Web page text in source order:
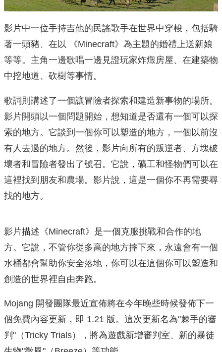
影片中一位手持吉他的民謠歌手在世界中穿梭，包括騎
著一頭豬、在以 《Minecraft》為主題的婚禮上送新娘
等等。主角一邊歌唱一邊見證玩家炸燬房屋、在建築物
中挖地道、砍樹等事情。
歌詞則講述了一個讓冒險者探索和建造新事物的場所。
影片開頭以一個問題開始，想知道是否還有一個可以探
索的地方。它談到一個你可以塑造的地方，一個以前沒
有人去過的地方。然後，影片向所有的叛逆者、方塊破
壞者和冒險者發出了號召。它說，礦工和怪物們可以在
這裡找到朋友和農場。影片說，這是一個你不再需要尋
找的地方。
影片描述《Minecraft》是一個克服挑戰和合作的地
方。它說，不管你從多高的地方摔下來，永遠會有一個
水桶都會幫助你安全落地，你可以在這個你可以塑造和
創造的世界裡自由奔跑。
Mojang 開發團隊最近宣佈將在今年晚些時候發佈下一
個免費內容更新，即 1.21 版。這次更新名為"棘手的審
判"（Tricky Trials），將為遊戲新增審判室、新的暴徒